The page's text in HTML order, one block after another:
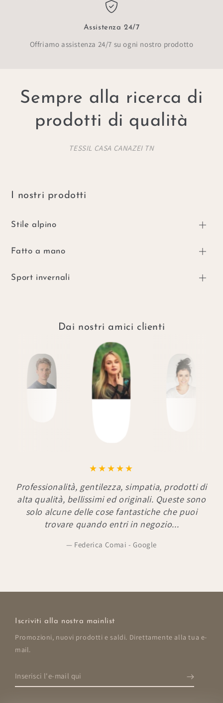
Assistenza 24/7
Offriamo assistenza 24/7 su ogni nostro prodotto
Sempre alla ricerca di
prodotti di qualità
TESSIL CASA CANAZEI TN
I nostri prodotti
Stile alpino
Fatto a mano
Sport invernali
Dai nostri amici clienti
Professionalità, gentilezza, simpatia, prodotti di
alta qualità, bellissimi ed originali. Queste sono
solo alcune delle cose fantastiche che puoi
trovare quando entri in negozio...
Federica Comai - Google
Iscriviti alla nostra mainlist
Promozioni, nuovi prodotti e saldi. Direttamente alla tua e-
mail.
Inserisci
l'e-